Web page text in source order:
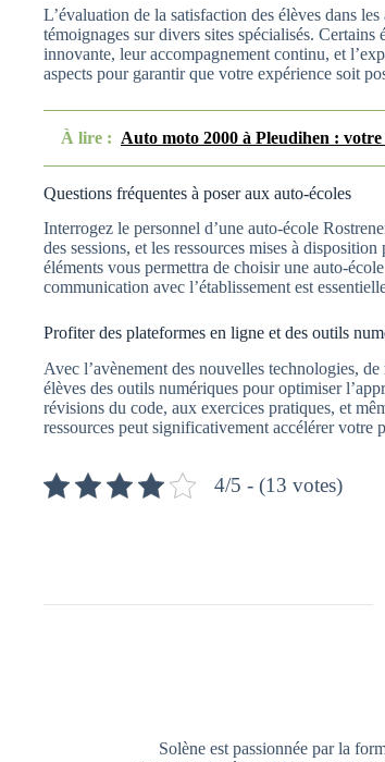
L’évaluation de la satisfaction des élèves dans
témoignages sur divers sites spécialisés. Certains
innovante, leur accompagnement continu, et
aspects pour garantir que votre expérience soit
À lire : Auto moto 2000 à Pleudihen :
Questions fréquentes à poser aux auto-écoles
Interrogez le personnel d’une auto-école
des sessions, et les ressources mises à
éléments vous permettra de choisir une auto-
communication avec l’établissement est
Profiter des plateformes en ligne et des outils
Avec l’avènement des nouvelles technologies,
élèves des outils numériques pour optimiser
révisions du code, aux exercices pratiques, et
ressources peut significativement accélérer
4/5 - (13 votes)
Solène est passionnée par la